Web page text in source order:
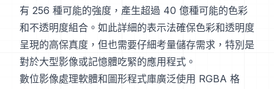
有 256 種可能的強度，產生超過 40 億種可能的色彩
和不透明度組合。如此詳細的表示法確保色彩和透明度
呈現的高保真度，但也需要仔細考量儲存需求，特別是
對於大型影像或記憶體吃緊的應用程式。
數位影像處理軟體和圖形程式庫廣泛使用 RGBA 格